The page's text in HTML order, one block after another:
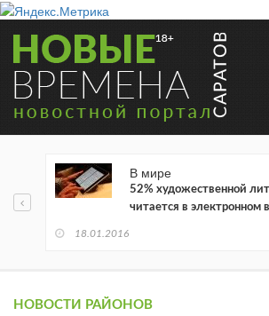
В мире
52% художественной
читается в электронном
18.01.2016
НОВОСТИ РАЙОНОВ